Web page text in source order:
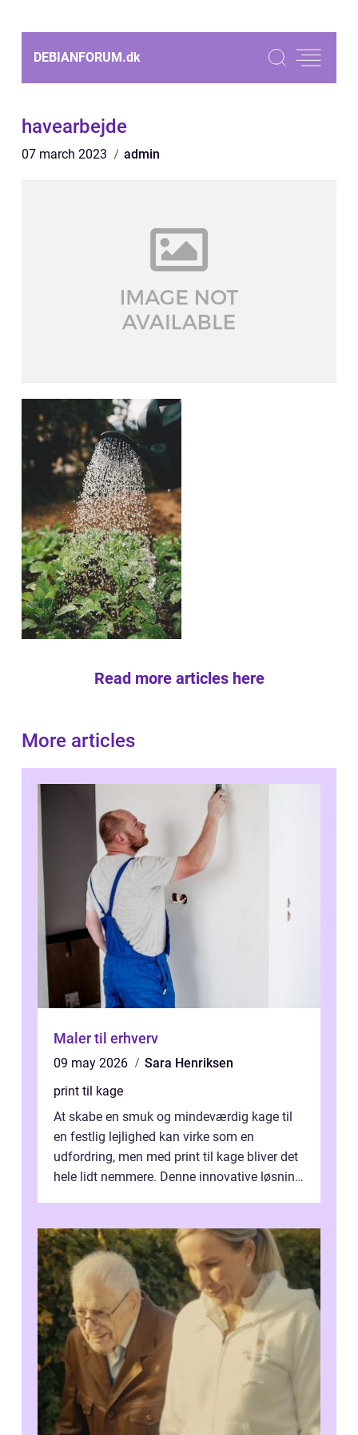
DEBIANFORUM.dk
havearbejde
07 march 2023 admin
Read more articles here
More articles
Maler til erhverv
09 may 2026
Sara Henriksen
print til kage
At skabe en smuk og mindeværdig kage til
en festlig lejlighed kan virke som en
udfordring, men med print til kage bliver det
hele lidt nemmere. Denne innovative løsning